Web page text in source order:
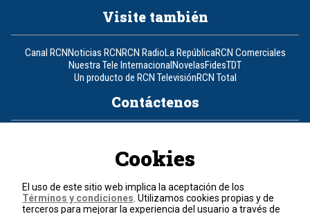
Visite también
Canal RCNNoticias RCNRCN RadioLa RepúblicaRCN Comerciales
Nuestra Tele InternacionalNovelasFidesTDT
Un producto de RCN TelevisiónRCN Total
Contáctenos
Política de cookies
Términos y condiciones
Cookies
El uso de este sitio web implica la aceptación de los
Términos y condiciones . Utilizamos cookies propias y de
terceros para mejorar la experiencia del usuario a través de